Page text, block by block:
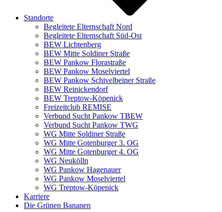
Standorte
Begleitete Elternschaft Nord
Begleitete Elternschaft Süd-Ost
BEW Lichtenberg
BEW Mitte Soldiner Straße
BEW Pankow Florastraße
BEW Pankow Moselviertel
BEW Pankow Schivelbeiner Straße
BEW Reinickendorf
BEW Treptow-Köpenick
Freizeitclub REMISE
Verbund Sucht Pankow TBEW
Verbund Sucht Pankow TWG
WG Mitte Soldiner Straße
WG Mitte Gotenburger 3. OG
WG Mitte Gotenburger 4. OG
WG Neukölln
WG Pankow Hagenauer
WG Pankow Moselviertel
WG Treptow-Köpenick
Karriere
Die Grünen Bananen